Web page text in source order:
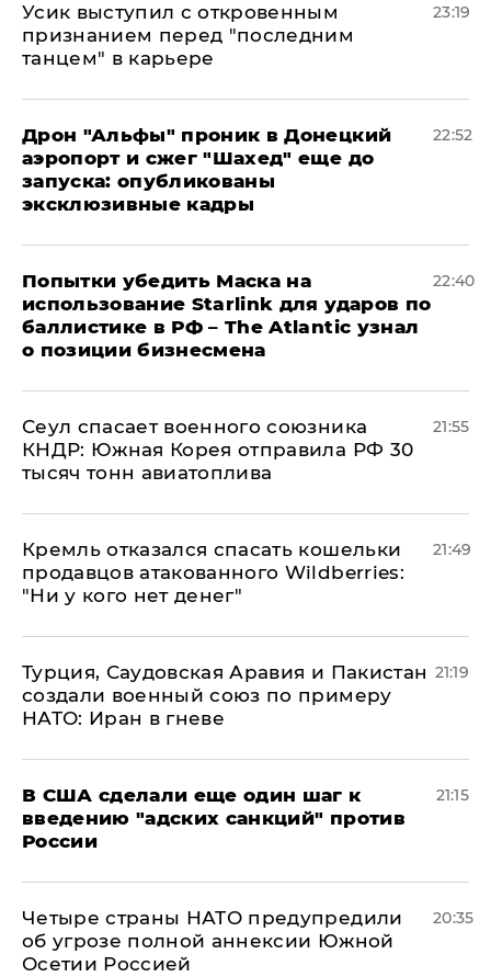
Усик выступил с откровенным
признанием перед "последним
танцем" в карьере
23:19
Дрон "Альфы" проник в Донецкий
аэропорт и сжег "Шахед" еще до
запуска: опубликованы
эксклюзивные кадры
22:52
Попытки убедить Маска на
использование Starlink для ударов по
баллистике в РФ – The Atlantic узнал
о позиции бизнесмена
22:40
​Сеул спасает военного союзника
КНДР: Южная Корея отправила РФ 30
тысяч тонн авиатоплива
21:55
Кремль отказался спасать кошельки
продавцов атакованного Wildberries:
"Ни у кого нет денег"
21:49
Турция, Саудовская Аравия и Пакистан
создали военный союз по примеру
НАТО: Иран в гневе
21:19
В США сделали еще один шаг к
введению "адских санкций" против
России
21:15
Четыре страны НАТО предупредили
об угрозе полной аннексии Южной
Осетии Россией
20:35